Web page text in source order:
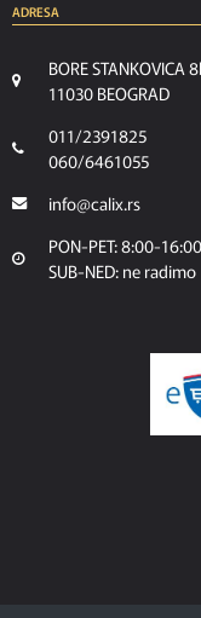
ADRESA
BORE STANKOVICA
11030 BEOGRAD
011/2391825
060/6461055
info@calix.rs
PON-PET: 8:00-16:00
SUB-NED: ne radimo